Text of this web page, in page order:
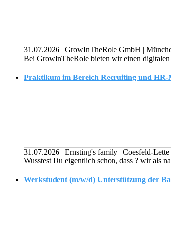
31.07.2026 | GrowInTheRole GmbH |
Bei GrowInTheRole bieten wir einen
Praktikum im Bereich Recruiting und HR-
31.07.2026 | Ernsting's family | Coesfeld-
Wusstest Du eigentlich schon, dass ? wir als
Werkstudent (m/w/d) Unterstützung der